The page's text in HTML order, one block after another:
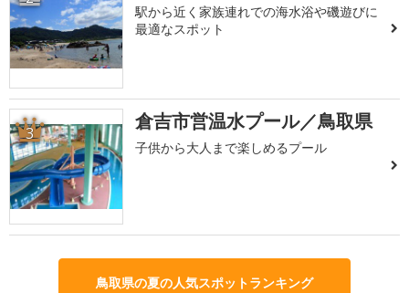
駅から近く家族連れでの海水浴や磯遊びに
最適なスポット
3 倉吉市営温水プール／鳥取県
子供から大人まで楽しめるプール
鳥取県の夏の人気スポットランキング